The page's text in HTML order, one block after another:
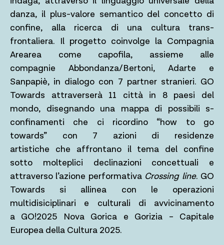
danza, il plus-valore semantico del concetto di
confine, alla ricerca di una cultura trans-
frontaliera. Il progetto coinvolge la Compagnia
Arearea come capofila, assieme alle
compagnie Abbondanza/Bertoni, Adarte e
Sanpapiè, in dialogo con 7 partner stranieri. GO
Towards attraverserà 11 città in 8 paesi del
mondo, disegnando una mappa di possibili s-
confinamenti che ci ricordino “how to go
towards” con 7 azioni di residenze
artistiche che affrontano il tema del confine
sotto molteplici declinazioni concettuali e
attraverso l’azione performativa Crossing line. GO
Towards si allinea con le operazioni
multidisiciplinari e culturali di avvicinamento
a GO!2025 Nova Gorica e Gorizia – Capitale
Europea della Cultura 2025.